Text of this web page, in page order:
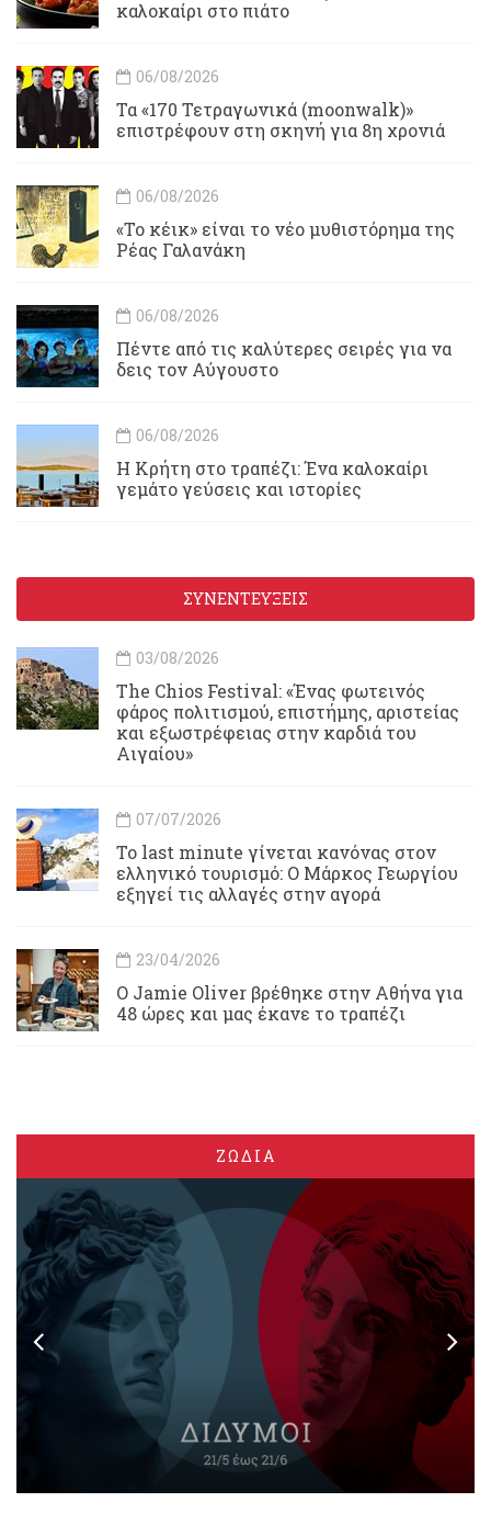
καλοκαίρι στο πιάτο
06/08/2026
Τα «170 Τετραγωνικά (moonwalk)»
επιστρέφουν στη σκηνή για 8η χρονιά
06/08/2026
«Το κέικ» είναι το νέο μυθιστόρημα της
Ρέας Γαλανάκη
06/08/2026
Πέντε από τις καλύτερες σειρές για να
δεις τον Αύγουστο
06/08/2026
Η Κρήτη στο τραπέζι: Ένα καλοκαίρι
γεμάτο γεύσεις και ιστορίες
ΣΥΝΕΝΤΕΥΞΕΙΣ
03/08/2026
Τhe Chios Festival: «Ένας φωτεινός
φάρος πολιτισμού, επιστήμης, αριστείας
και εξωστρέφειας στην καρδιά του
Αιγαίου»
07/07/2026
Το last minute γίνεται κανόνας στον
ελληνικό τουρισμό: Ο Μάρκος Γεωργίου
εξηγεί τις αλλαγές στην αγορά
23/04/2026
Ο Jamie Oliver βρέθηκε στην Αθήνα για
48 ώρες και μας έκανε το τραπέζι
ΖΩΔΙΑ